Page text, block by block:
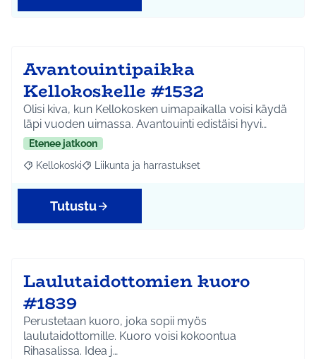
Avantouintipaikka
Kellokoskelle #1532
Olisi kiva, kun Kellokosken uimapaikalla voisi käydä
läpi vuoden uimassa. Avantouinti edistäisi hyvi…
Etenee jatkoon
Rajaa tulokset aihepiirin mukaan: Kellokoski
Kellokoski Rajaa tulokset teeman mukaan: Liikunta ja
Liikunta ja harrastukset
Tutustu
Laulutaidottomien kuoro
#1839
Perustetaan kuoro, joka sopii myös
laulutaidottomille. Kuoro voisi kokoontua
Rihasalissa. Idea j…